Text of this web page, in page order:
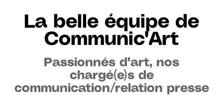
La belle équipe de
Communic'Art
Passionnés d'art, nos
chargé(e)s de
communication/relation presse